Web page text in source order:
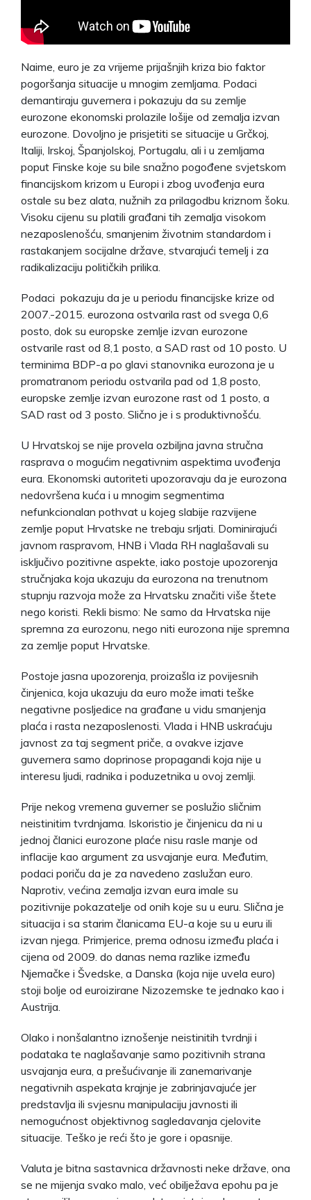
Naime, euro je za vrijeme prijašnjih kriza bio faktor
pogoršanja situacije u mnogim zemljama. Podaci
demantiraju guvernera i pokazuju da su zemlje
eurozone ekonomski prolazile lošije od zemalja izvan
eurozone. Dovoljno je prisjetiti se situacije u Grčkoj,
Italiji, Irskoj, Španjolskoj, Portugalu, ali i u zemljama
poput Finske koje su bile snažno pogođene svjetskom
financijskom krizom u Europi i zbog uvođenja eura
ostale su bez alata, nužnih za prilagodbu kriznom šoku.
Visoku cijenu su platili građani tih zemalja visokom
nezaposlenošću, smanjenim životnim standardom i
rastakanjem socijalne države, stvarajući temelj i za
radikalizaciju političkih prilika.
Podaci pokazuju da je u periodu financijske krize od
2007.-2015. eurozona ostvarila rast od svega 0,6
posto, dok su europske zemlje izvan eurozone
ostvarile rast od 8,1 posto, a SAD rast od 10 posto. U
terminima BDP-a po glavi stanovnika eurozona je u
promatranom periodu ostvarila pad od 1,8 posto,
europske zemlje izvan eurozone rast od 1 posto, a
SAD rast od 3 posto. Slično je i s produktivnošću.
U Hrvatskoj se nije provela ozbiljna javna stručna
rasprava o mogućim negativnim aspektima uvođenja
eura. Ekonomski autoriteti upozoravaju da je eurozona
nedovršena kuća i u mnogim segmentima
nefunkcionalan pothvat u kojeg slabije razvijene
zemlje poput Hrvatske ne trebaju srljati. Dominirajući
javnom raspravom, HNB i Vlada RH naglašavali su
isključivo pozitivne aspekte, iako postoje upozorenja
stručnjaka koja ukazuju da eurozona na trenutnom
stupnju razvoja može za Hrvatsku značiti više štete
nego koristi. Rekli bismo: Ne samo da Hrvatska nije
spremna za eurozonu, nego niti eurozona nije spremna
za zemlje poput Hrvatske.
Postoje jasna upozorenja, proizašla iz povijesnih
činjenica, koja ukazuju da euro može imati teške
negativne posljedice na građane u vidu smanjenja
plaća i rasta nezaposlenosti. Vlada i HNB uskraćuju
javnost za taj segment priče, a ovakve izjave
guvernera samo doprinose propagandi koja nije u
interesu ljudi, radnika i poduzetnika u ovoj zemlji.
Prije nekog vremena guverner se poslužio sličnim
neistinitim tvrdnjama. Iskoristio je činjenicu da ni u
jednoj članici eurozone plaće nisu rasle manje od
inflacije kao argument za usvajanje eura. Međutim,
podaci poriču da je za navedeno zaslužan euro.
Naprotiv, većina zemalja izvan eura imale su
pozitivnije pokazatelje od onih koje su u euru. Slična je
situacija i sa starim članicama EU-a koje su u euru ili
izvan njega. Primjerice, prema odnosu između plaća i
cijena od 2009. do danas nema razlike između
Njemačke i Švedske, a Danska (koja nije uvela euro)
stoji bolje od euroizirane Nizozemske te jednako kao i
Austrija.
Olako i nonšalantno iznošenje neistinitih tvrdnji i
podataka te naglašavanje samo pozitivnih strana
usvajanja eura, a prešućivanje ili zanemarivanje
negativnih aspekata krajnje je zabrinjavajuće jer
predstavlja ili svjesnu manipulaciju javnosti ili
nemogućnost objektivnog sagledavanja cjelovite
situacije. Teško je reći što je gore i opasnije.
Valuta je bitna sastavnica državnosti neke države, ona
se ne mijenja svako malo, već obilježava epohu pa je